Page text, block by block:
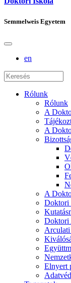
Semmelweis Egyetem
en
Rólunk
Rólunk
A
A
A
Doktori
Doktori
Arculati
Elnyert